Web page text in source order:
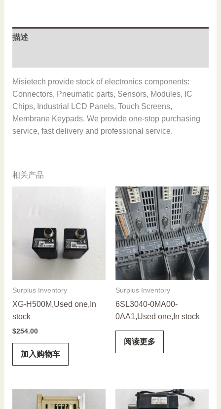
量
描述
Misietech provide stock of electronics components:
Connectors, Pneumatic parts, Sensors, Modules, IC
Chips, Industrial LCD Panels, Touch Screens,
Membrane Keypads. We provide one-stop purchasing
service, fast delivery and professional service.
相关产品
Surplus Inventory
XG-H500M,Used one,In
stock
$254.00
加入购物车
Surplus Inventory
6SL3040-0MA00-
0AA1,Used one,In stock
阅读更多